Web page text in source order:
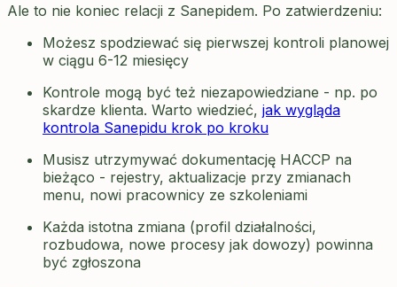
Ale to nie koniec relacji z Sanepidem. Po zatwierdzeniu:
Możesz spodziewać się pierwszej kontroli planowej
w ciągu 6-12 miesięcy
Kontrole mogą być też niezapowiedziane - np. po
skardze klienta. Warto wiedzieć, jak wygląda
kontrola Sanepidu krok po kroku
Musisz utrzymywać dokumentację HACCP na
bieżąco - rejestry, aktualizacje przy zmianach
menu, nowi pracownicy ze szkoleniami
Każda istotna zmiana (profil działalności,
rozbudowa, nowe procesy jak dowozy) powinna
być zgłoszona